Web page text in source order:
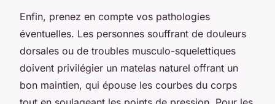
Enfin, prenez en compte vos pathologies
éventuelles. Les personnes souffrant de douleurs
dorsales ou de troubles musculo-squelettiques
doivent privilégier un matelas naturel offrant un
bon maintien, qui épouse les courbes du corps